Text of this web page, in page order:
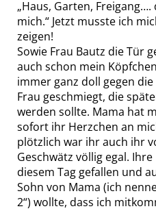
„Haus, Garten,
mich.“ Jetzt musste ich
zeigen!
Sowie Frau Bautz die Tür
auch schon mein
immer ganz doll gegen
Frau geschmiegt, die
werden sollte. Mama hat
sofort ihr Herzchen an
plötzlich war ihr auch ihr
Geschwätz völlig egal.
diesem Tag gefallen und
Sohn von Mama (ich
2“) wollte, dass ich